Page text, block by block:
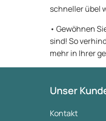
schneller übel
• Gewöhnen
sind! So
mehr in Ihrer
Unser
Kontakt